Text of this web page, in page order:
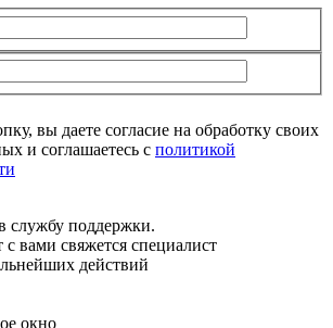
вы даете согласие на обработку своих
и соглашаетесь с политикой
службу поддержки.
вами свяжется специалист
действий